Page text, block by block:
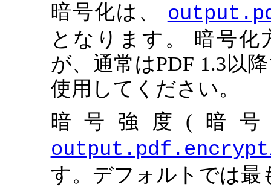
暗号化は、
となります。 暗号化
が、通常はPDF 1.3以
使用してください。
暗号強度(暗
す。デフォルトでは最